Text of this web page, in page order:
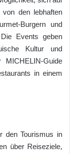
den lebhaften
Burgern und
Events geben
Kultur und
Guide
in einem
den Tourismus in
über Reiseziele,